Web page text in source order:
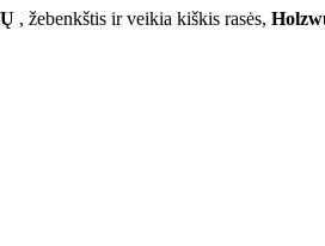
, žebenkštis irveikia kiškis rasės,